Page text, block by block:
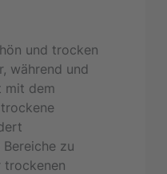
und trocken
während und
mit dem
zu
trockenen